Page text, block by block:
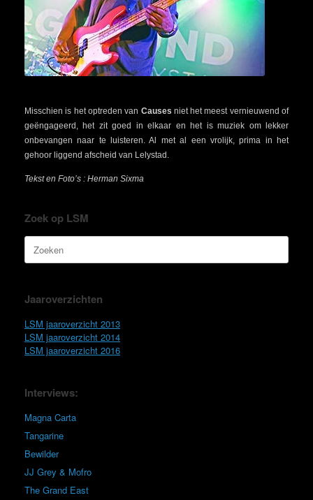
Misschien is het optreden van Causes niet het meest vernieuwend of
geëngageerd, het zit goed in elkaar en het is muziek om lekker
onbevangen naar te luisteren. Al met al een vrolijk, prima in het
gehoor liggend afscheid van Lelystad.
Tekst en Foto’s : Herman Sixma
Zoek op LSM
Zoeken
naar:
Jaaroverzichten
LSM jaaroverzicht 2013
LSM jaaroverzicht 2014
LSM jaaroverzicht 2016
Interviews:
Magna Carta
Tangarine
Bewilder
JJ Grey & Mofro
The Grand East